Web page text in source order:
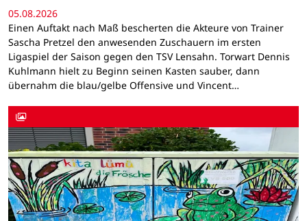
05.08.2026
Einen Auftakt nach Maß bescherten die Akteure von Trainer
Sascha Pretzel den anwesenden Zuschauern im ersten
Ligaspiel der Saison gegen den TSV Lensahn. Torwart Dennis
Kuhlmann hielt zu Beginn seinen Kasten sauber, dann
übernahm die blau/gelbe Offensive und Vincent…